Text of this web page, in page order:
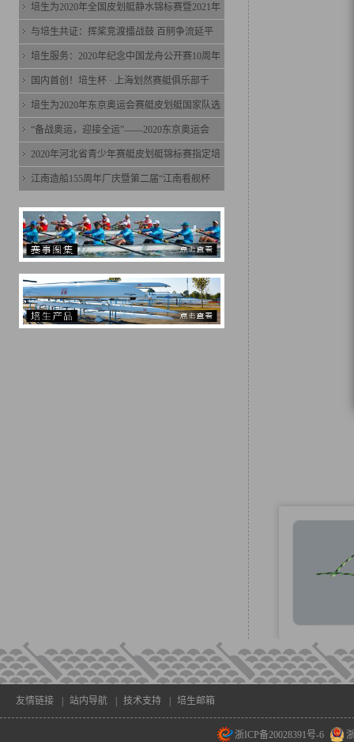
培生为2020年全国皮划艇静水锦标赛暨2021年
与培生共证：挥桨竞渡擂战鼓 百舸争流延平
培生服务：2020年纪念中国龙舟公开赛10周年
国内首创！培生杯 · 上海划然赛艇俱乐部千
培生为2020年东京奥运会赛艇皮划艇国家队选
“备战奥运，迎接全运”——2020东京奥运会
2020年河北省青少年赛艇皮划艇锦标赛指定培
江南造船155周年厂庆暨第二届“江南看舰杯
友情链接 站内导航 技术支持 培生邮箱
浙ICP备20028391号-6